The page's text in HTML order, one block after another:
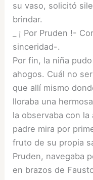
su vaso, solicitó
brindar.
_ ¡ Por Pruden !-
sinceridad-.
Por fin, la niña
ahogos. Cuál no
que allí mismo
lloraba una
la observaba con
padre mira por
fruto de su propia
Pruden, navegaba
en brazos de